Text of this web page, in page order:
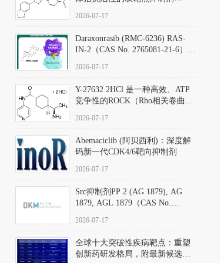
D801067）
2026-07-17
Daraxonrasib (RMC-6236) RAS-
IN-2（CAS No. 2765081-21-6）：
向KRAS/NRAS/HRAS的广谱RAS
2026-07-17
Y-27632 2HCl 是一种高效、ATP
竞争性的ROCK（Rho相关卷曲螺
同等抑制ROCK1与ROCK2；其通
过精准嵌入激酶的ATP结合位点
发挥抑制作用，对ROCK1和
ROCK2的解离常数（Ki）分别为
140 nM和300 nM；在众多丝氨酸/
中，其靶向ROCK的选择性超过
200倍，凸显出优异的分子特异
2026-07-17
Abemaciclib (阿贝西利)：深度解
码新一代CDK4/6靶向抑制剂
2026-07-17
Src抑制剂PP 2 (AG 1879), AG
1879, AGL 1879（CAS No.
应用指南
2026-07-17
全球十大突破性疾病靶点：重塑
创新药研发格局，附最新候选分